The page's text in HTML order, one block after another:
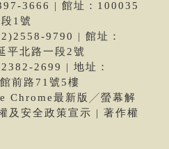
3666 | 館址：100035
1號
9790 | 館址：
平北路一段2號
2699 | 地址：
前路71號5樓
Chrome最新版╱螢幕解
及安全政策宣示 | 著作權